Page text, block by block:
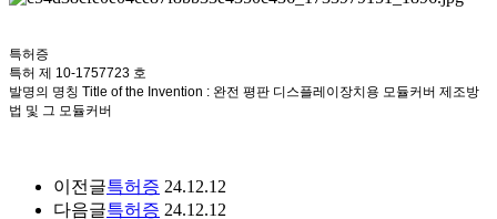
특허증
특허 제 10-1757723 호
발명의 명칭 Title of the Invention : 완전 평판 디스플레이장치용 모듈커버 제조방
법 및 그 모듈커버
이전글특허증 24.12.12
다음글특허증 24.12.12